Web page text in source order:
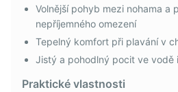
Volnější pohyb mezi nohama a
nepříjemného omezení
Tepelný komfort při plavání v
Jistý a pohodlný pocit ve vodě
Praktické vlastnosti